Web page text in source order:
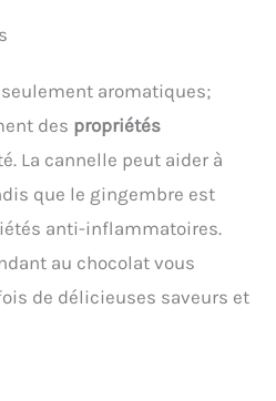
aromatiques;
des propriétés
La cannelle peut aider à
que le gingembre est
anti-inflammatoires.
au chocolat vous
de délicieuses saveurs et